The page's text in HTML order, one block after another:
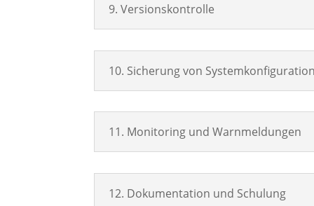
9. Versionskontrolle
10. Sicherung von
11. Monitoring und Warnmeldungen
12. Dokumentation und Schulung